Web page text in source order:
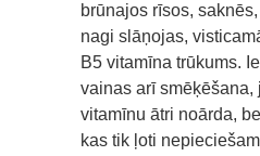
brūnajos rīsos,
nagi slāņojas,
B5 vitamīna trūkums.
vainas arī smēķēšana,
vitamīnu ātri noārda,
kas tik ļoti